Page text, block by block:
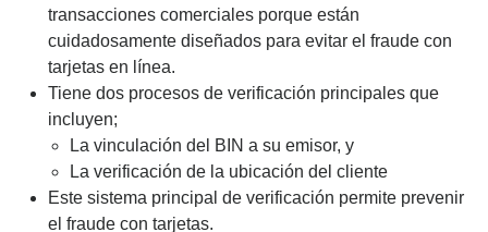
transacciones comerciales porque están
cuidadosamente diseñados para evitar el fraude con
tarjetas en línea.
Tiene dos procesos de verificación principales que
incluyen;
La vinculación del BIN a su emisor, y
La verificación de la ubicación del cliente
Este sistema principal de verificación permite prevenir
el fraude con tarjetas.